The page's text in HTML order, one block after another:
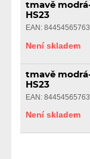
tmavě
HS23
EAN:
Není skladem
tmavě
HS23
EAN:
Není skladem